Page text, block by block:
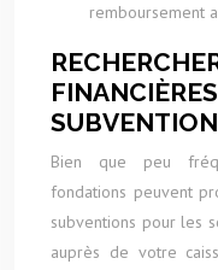
remboursement
Bien que peu
fondations peuvent
subventions pour les
auprès de votre